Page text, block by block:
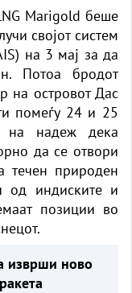
Marigold беше
својот систем
на 3 мај за да
Потоа бродот
на островот Дас
помеѓу 24 и 25
на надеж дека
да се отвори
течен природен
од индиските и
позиции во
изврши ново